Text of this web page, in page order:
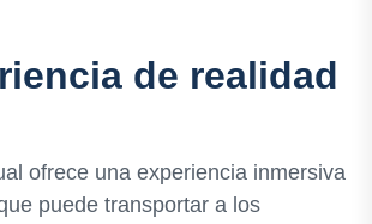
de realidad
ofrece una experiencia inmersiva
puede transportar a los